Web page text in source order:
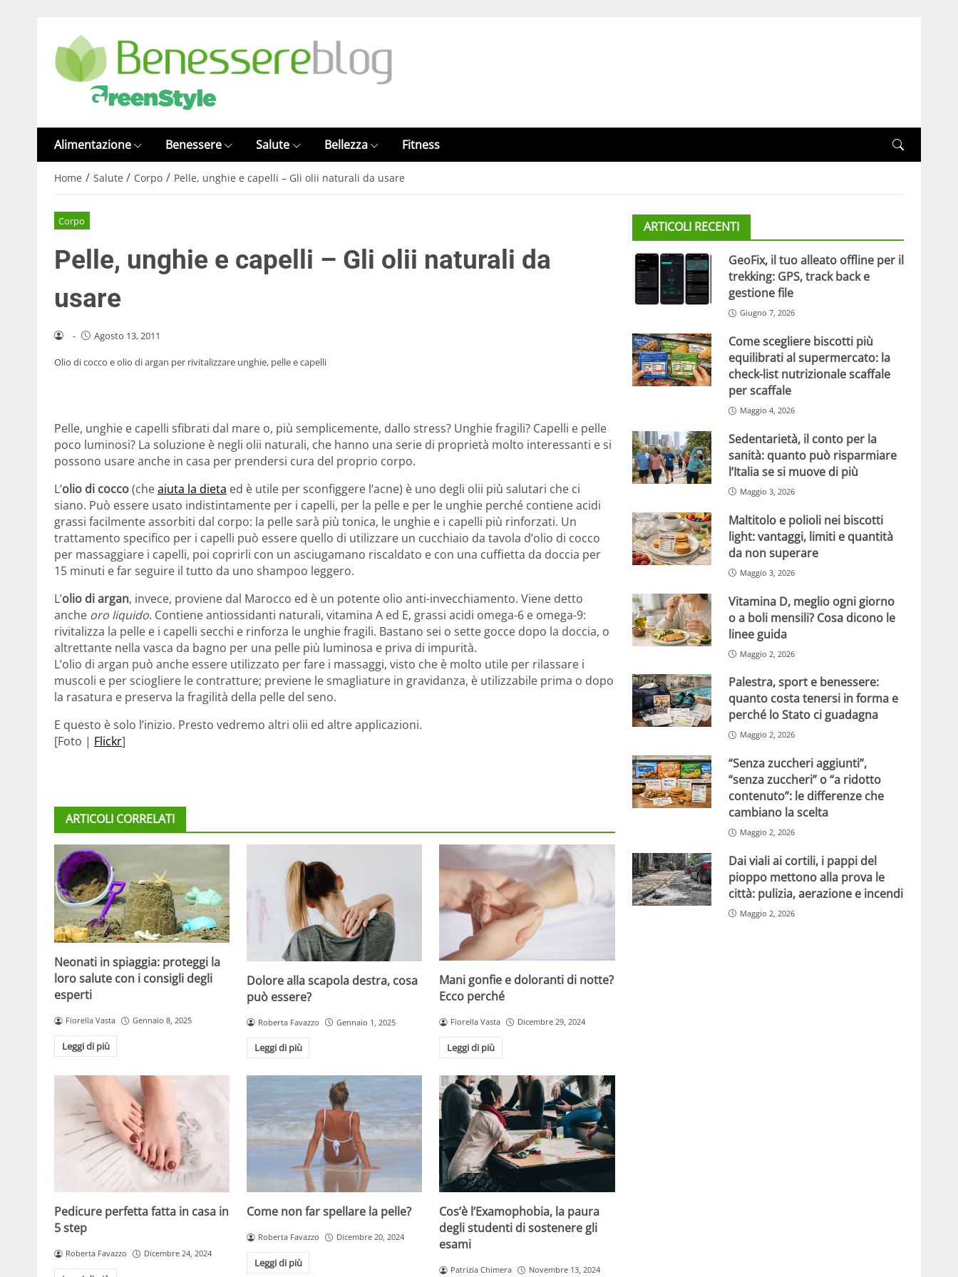
Alimentazione Benessere Salute Bellezza Fitness
Home / Salute / Corpo / Pelle, unghie e capelli – Gli olii naturali da usare
Corpo
Pelle, unghie e capelli – Gli olii naturali da
usare
- Agosto 13, 2011
Olio di cocco e olio di argan per rivitalizzare unghie, pelle e capelli
Pelle, unghie e capelli sfibrati dal mare o, più semplicemente, dallo stress? Unghie fragili? Capelli e pelle
poco luminosi? La soluzione è negli olii naturali, che hanno una serie di proprietà molto interessanti e si
possono usare anche in casa per prendersi cura del proprio corpo.
L’olio di cocco(cheaiuta la dieta ed è utile per sconfiggere l’acne) è uno degli olii più salutari che ci
siano. Può essere usato indistintamente per i capelli, per la pelle e per le unghie perché contiene acidi
grassi facilmente assorbiti dal corpo: la pelle sarà più tonica, le unghie e i capelli più rinforzati. Un
trattamento specifico per i capelli può essere quello di utilizzare un cucchiaio da tavola d’olio di cocco
per massaggiare i capelli, poi coprirli con un asciugamano riscaldato e con una cuffietta da doccia per
15 minuti e far seguire il tutto da uno shampoo leggero.
L’olio di argan, invece, proviene dal Marocco ed è un potente olio anti-invecchiamento. Viene detto
anche oro liquido. Contiene antiossidanti naturali, vitamina A ed E, grassi acidi omega-6 e omega-9:
rivitalizza la pelle e i capelli secchi e rinforza le unghie fragili. Bastano sei o sette gocce dopo la doccia, o
altrettante nella vasca da bagno per una pelle più luminosa e priva di impurità.
L’olio di argan può anche essere utilizzato per fare i massaggi, visto che è molto utile per rilassare i
muscoli e per sciogliere le contratture; previene le smagliature in gravidanza, è utilizzabile prima o dopo
la rasatura e preserva la fragilità della pelle del seno.
E questo è solo l’inizio. Presto vedremo altri olii ed altre applicazioni.
[Foto | Flickr]
ARTICOLI CORRELATI
Neonati in spiaggia: proteggi la
loro salute con i consigli degli
esperti
Fiorella Vasta Gennaio 8, 2025
Leggi di più
Dolore alla scapola destra, cosa
può essere?
Roberta Favazzo Gennaio 1, 2025
Leggi di più
Mani gonfie e doloranti di notte?
Ecco perché
Fiorella Vasta Dicembre 29, 2024
Leggi di più
Pedicure perfetta fatta in casa in
5 step
Roberta Favazzo Dicembre 24, 2024
Come non far spellare la pelle?
Roberta Favazzo Dicembre 20, 2024
Leggi di più
Cos’è l’Examophobia, la paura
degli studenti di sostenere gli
esami
Patrizia Chimera Novembre 13, 2024
ARTICOLI RECENTI
GeoFix, il tuo alleato offline per il
trekking: GPS, track back e
gestione file
Giugno 7, 2026
Come scegliere biscotti più
equilibrati al supermercato: la
check-list nutrizionale scaffale
per scaffale
Maggio 4, 2026
Sedentarietà, il conto per la
sanità: quanto può risparmiare
l’Italia se si muove di più
Maggio 3, 2026
Maltitolo e polioli nei biscotti
light: vantaggi, limiti e quantità
da non superare
Maggio 3, 2026
Vitamina D, meglio ogni giorno
o a boli mensili? Cosa dicono le
linee guida
Maggio 2, 2026
Palestra, sport e benessere:
quanto costa tenersi in forma e
perché lo Stato ci guadagna
Maggio 2, 2026
“Senza zuccheri aggiunti”,
“senza zuccheri” o “a ridotto
contenuto”: le differenze che
cambiano la scelta
Maggio 2, 2026
Dai viali ai cortili, i pappi del
pioppo mettono alla prova le
città: pulizia, aerazione e incendi
Maggio 2, 2026